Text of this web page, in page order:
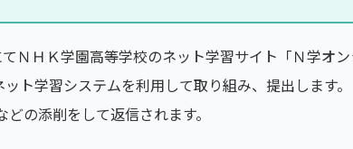
ＮＨＫ学園高等学校のネット学習サイト「Ｎ学オ
ト学習システムを利用して取り組み、提出します。
の添削をして返信されます。